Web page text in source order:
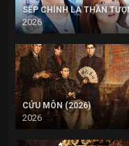
SẾP CHÍNH LÀ THẦN
2026
CỬU MÔN (2026)
2026